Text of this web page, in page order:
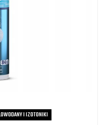
I IZOTONIKI